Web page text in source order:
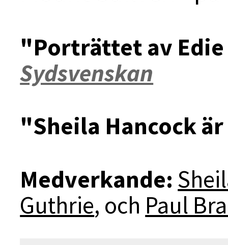
"Porträttet av
Sydsvenskan
"Sheila Hancock
Medverkande:
Guthrie, och Paul